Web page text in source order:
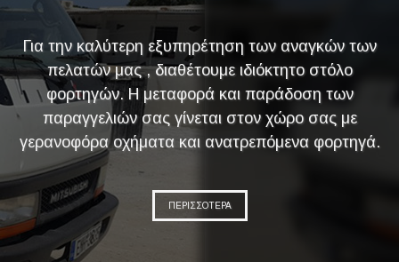
Για την καλύτερη εξυπηρέτηση των αναγκών των
πελατών μας , διαθέτουμε ιδιόκτητο στόλο
φορτηγών. Η μεταφορά και παράδοση των
παραγγελιών σας γίνεται στον χώρο σας με
γερανοφόρα οχήματα και ανατρεπόμενα φορτηγά.
ΠΕΡΙΣΣΟΤΕΡΑ